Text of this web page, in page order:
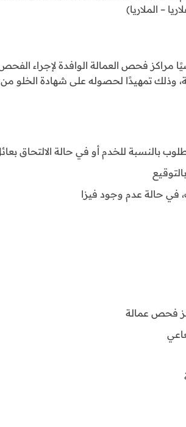
فحص العمالة الوافدة لإجراء
وذلك تمهيدًا لحصوله على شهادة الخلو
بالنسبة للخدم أو في حالة الالتحاق
في حالة عدم وجود فيزا
فحص عمالة